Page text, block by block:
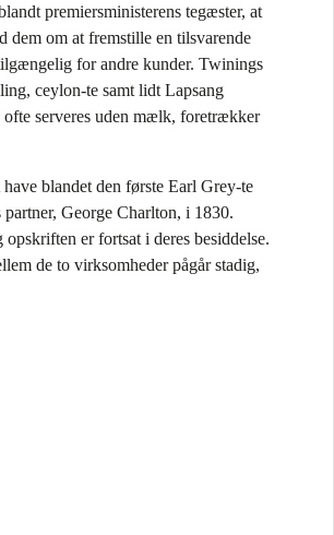
premiersministerens tegæster, at
dem om at fremstille en tilsvarende
for andre kunder. Twinings
ceylon-te samt lidt Lapsang
serveres uden mælk, foretrækker
blandet den første Earl Grey-te
George Charlton, i 1830.
er fortsat i deres besiddelse.
de to virksomheder pågår stadig,